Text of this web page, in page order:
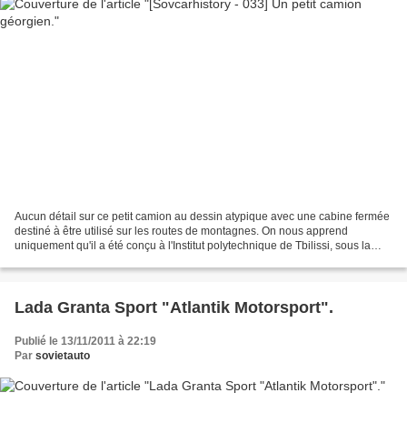
Aucun détail sur ce petit camion au dessin atypique avec une cabine fermée
destiné à être utilisé sur les routes de montagnes. On nous apprend
uniquement qu'il a été conçu à l'Institut polytechnique de Tbilissi, sous la
Lada Granta Sport "Atlantik Motorsport".
Publié le 13/11/2011 à 22:19
Par sovietauto